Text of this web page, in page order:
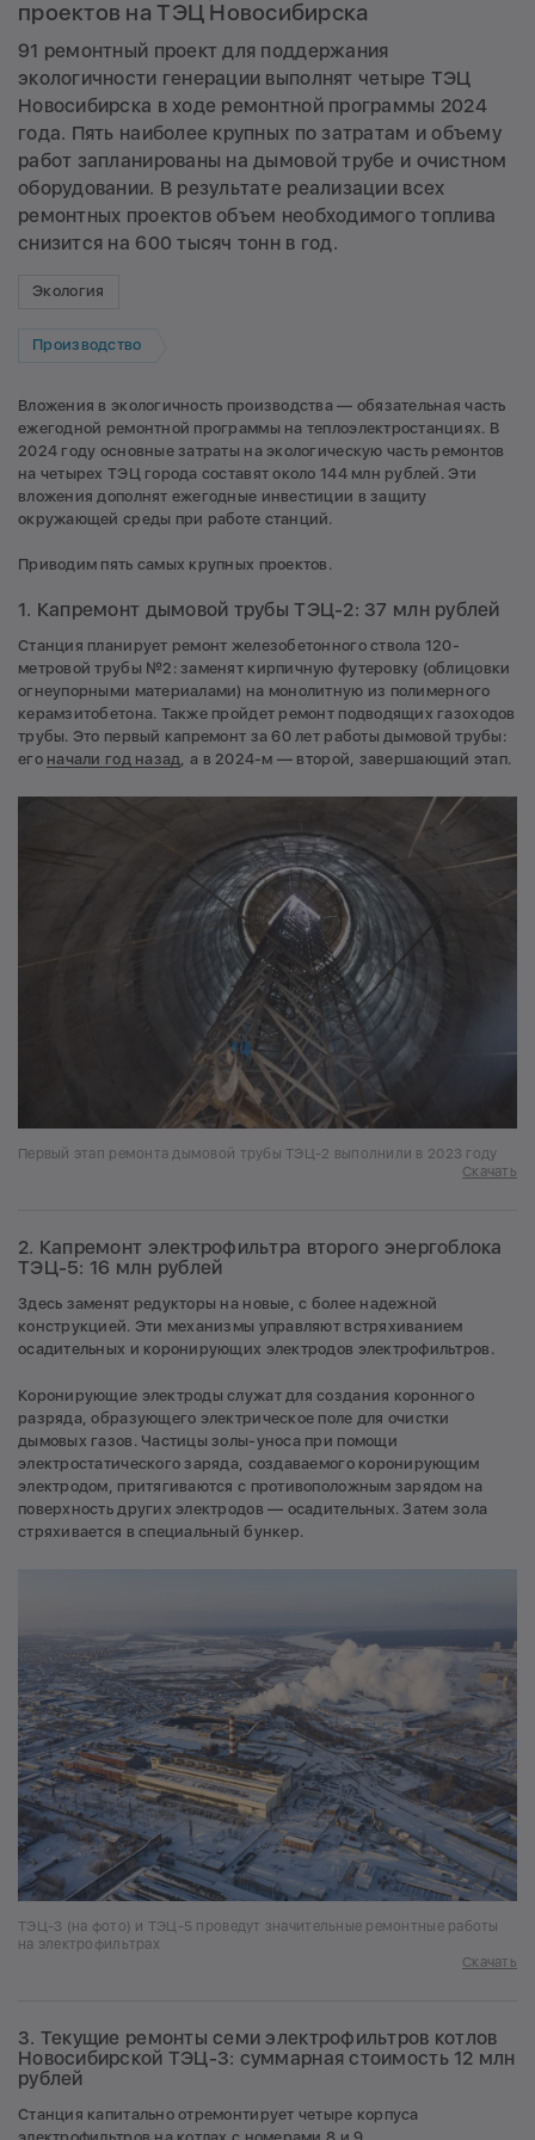
проектов на ТЭЦ Новосибирска
91 ремонтный проект для поддержания
экологичности генерации выполнят четыре ТЭЦ
Новосибирска в ходе ремонтной программы 2024
года. Пять наиболее крупных по затратам и объему
работ запланированы на дымовой трубе и очистном
оборудовании. В результате реализации всех
ремонтных проектов объем необходимого топлива
снизится на 600 тысяч тонн в год.
Экология
Производство
Вложения в экологичность производства — обязательная часть
ежегодной ремонтной программы на теплоэлектростанциях. В
2024 году основные затраты на экологическую часть ремонтов
на четырех ТЭЦ города составят около 144 млн рублей. Эти
вложения дополнят ежегодные инвестиции в защиту
окружающей среды при работе станций.
Приводим пять самых крупных проектов.
1. Капремонт дымовой трубы ТЭЦ-2: 37 млн рублей
Станция планирует ремонт железобетонного ствола 120-
метровой трубы №2: заменят кирпичную футеровку (облицовки
огнеупорными материалами) на монолитную из полимерного
керамзитобетона. Также пройдет ремонт подводящих газоходов
трубы. Это первый капремонт за 60 лет работы дымовой трубы:
его начали год назад , а в 2024-м — второй, завершающий этап.
Первый этап ремонта дымовой трубы ТЭЦ-2 выполнили в 2023 году
Скачать
2. Капремонт электрофильтра второго энергоблока
ТЭЦ-5: 16 млн рублей
Здесь заменят редукторы на новые, с более надежной
конструкцией. Эти механизмы управляют встряхиванием
осадительных и коронирующих электродов электрофильтров.
Коронирующие электроды служат для создания коронного
разряда, образующего электрическое поле для очистки
дымовых газов. Частицы золы-уноса при помощи
электростатического заряда, создаваемого коронирующим
электродом, притягиваются с противоположным зарядом на
поверхность других электродов — осадительных. Затем зола
стряхивается в специальный бункер.
ТЭЦ-3 (на фото) и ТЭЦ-5 проведут значительные ремонтные работы
на электрофильтрах
Скачать
3. Текущие ремонты семи электрофильтров котлов
Новосибирской ТЭЦ-3: суммарная стоимость 12 млн
рублей
Станция капитально отремонтирует четыре корпуса